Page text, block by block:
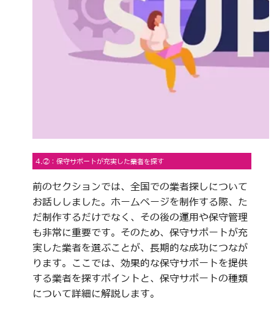
4.②：保守サポートが充実した業者を探す
前のセクションでは、全国での業者探しについて
お話ししました。ホームページを制作する際、た
だ制作するだけでなく、その後の運用や保守管理
も非常に重要です。そのため、保守サポートが充
実した業者を選ぶことが、長期的な成功につなが
ります。ここでは、効果的な保守サポートを提供
する業者を探すポイントと、保守サポートの種類
について詳細に解説します。